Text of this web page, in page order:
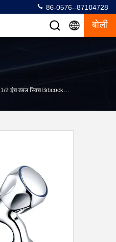
86-0576--87104728
बोली
1/2 इंच डबल स्विच Bibcock कोण वाल्व वाशिंग मशीन के लिए बाथरूम पीतल वाल्व 3/4 "x1/2" रेत विस्फोट निकल प्लेट